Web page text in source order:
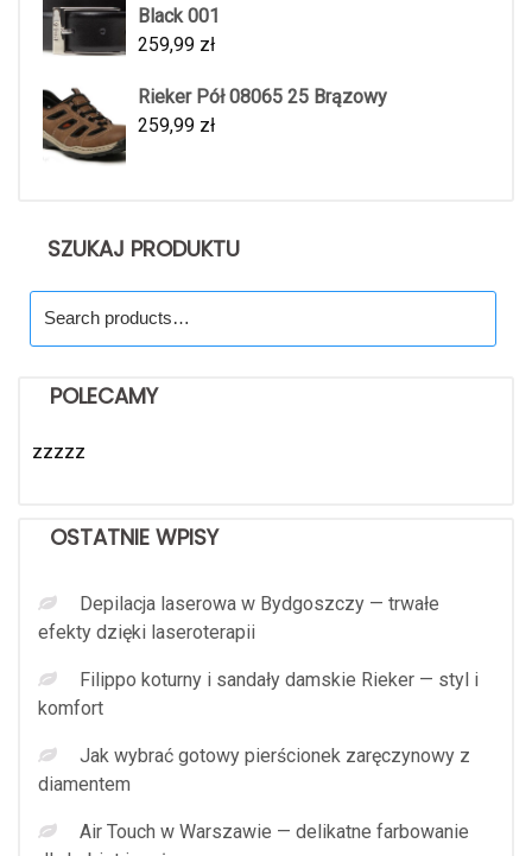
Black 001
259,99 zł
Rieker Pół 08065 25 Brązowy
259,99 zł
SZUKAJ PRODUKTU
for:
POLECAMY
zzzzz
OSTATNIE WPISY
Depilacja laserowa w Bydgoszczy — trwałe
efekty dzięki laseroterapii
Filippo koturny i sandały damskie Rieker — styl i
komfort
Jak wybrać gotowy pierścionek zaręczynowy z
diamentem
Air Touch w Warszawie — delikatne farbowanie